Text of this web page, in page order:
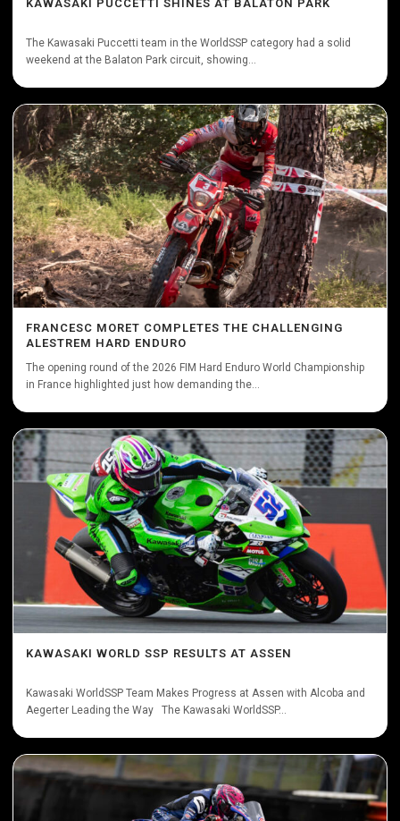
KAWASAKI PUCCETTI SHINES AT BALATON PARK
The Kawasaki Puccetti team in the WorldSSP category had a solid
weekend at the Balaton Park circuit, showing...
FRANCESC MORET COMPLETES THE CHALLENGING
ALESTREM HARD ENDURO
The opening round of the 2026 FIM Hard Enduro World Championship
in France highlighted just how demanding the...
KAWASAKI WORLD SSP RESULTS AT ASSEN
Kawasaki WorldSSP Team Makes Progress at Assen with Alcoba and
Aegerter Leading the Way The Kawasaki WorldSSP...